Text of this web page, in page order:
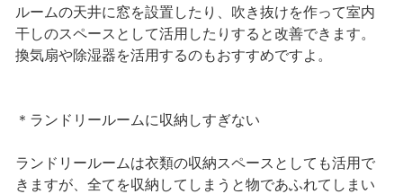
ルームの天井に窓を設置したり、吹き抜けを作って室内
干しのスペースとして活用したりすると改善できます。
換気扇や除湿器を活用するのもおすすめですよ。
＊ランドリールームに収納しすぎない
ランドリールームは衣類の収納スペースとしても活用で
きますが、全てを収納してしまうと物であふれてしまい